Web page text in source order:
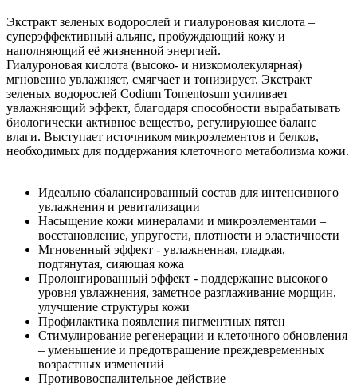
Экстракт зеленых водорослей и гиалуроновая кислота –
суперэффективный альянс, пробуждающий кожу и
наполняющий её жизненной энергией.
Гиалуроновая кислота (высоко- и низкомолекулярная)
мгновенно увлажняет, смягчает и тонизирует. Экстракт
зеленых водорослей Codium Tomentosum усиливает
увлажняющий эффект, благодаря способности вырабатывать
биологически активное вещество, регулирующее баланс
влаги. Выступает источником микроэлементов и белков,
необходимых для поддержания клеточного метаболизма кожи.
Идеально сбалансированный состав для интенсивного
увлажнения и ревитализации
Насыщение кожи минералами и микроэлементами –
восстановление, упругости, плотности и эластичности
Мгновенный эффект - увлажненная, гладкая,
подтянутая, сияющая кожа
Пролонгированный эффект - поддержание высокого
уровня увлажнения, заметное разглаживание морщин,
улучшение структуры кожи
Профилактика появления пигментных пятен
Стимулирование регенерации и клеточного обновления
– уменьшение и предотвращение преждевременных
возрастных изменений
Противовоспалительное действие